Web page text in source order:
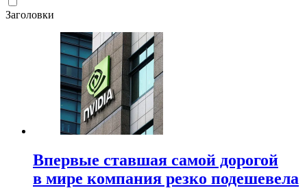
Заголовки
Впервые ставшая самой дорогой
в мире компания резко подешевела